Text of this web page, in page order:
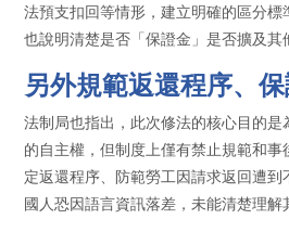
法預支扣回等情形，建立明確的區分標
也說明清楚是否「保證金」是否擴及其
另外規範返還程序、
法制局也指出，此次修法的核心目的
的自主權，但制度上僅有禁止規範和
定返還程序、防範勞工因請求返回遭
國人恐因語言資訊落差，未能清楚理解